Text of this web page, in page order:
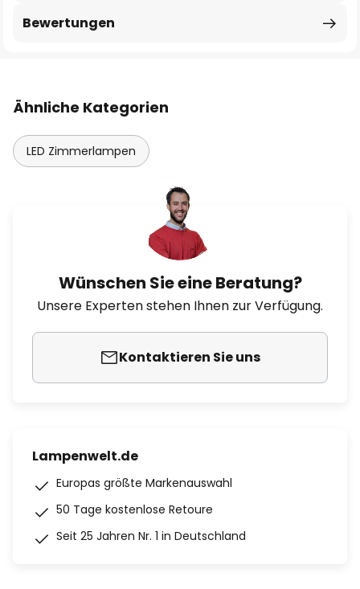
Bewertungen
Ähnliche Kategorien
LED Zimmerlampen
Wünschen Sie eine Beratung?
Unsere Experten stehen Ihnen zur Verfügung.
Kontaktieren Sie uns
Lampenwelt.de
Europas größte Markenauswahl
50 Tage kostenlose Retoure
Seit 25 Jahren Nr. 1 in Deutschland